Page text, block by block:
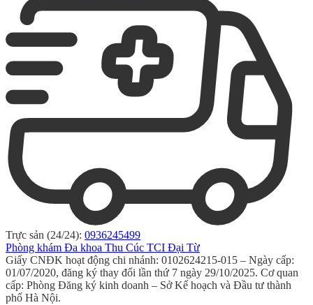
Trực sản (24/24): 0936245499
Phòng khám Đa khoa Thu Cúc TCI Đại Từ
Giấy CNĐK hoạt động chi nhánh: 0102624215-015 – Ngày cấp:
01/07/2020, đăng ký thay đổi lần thứ 7 ngày 29/10/2025. Cơ quan
cấp: Phòng Đăng ký kinh doanh – Sở Kế hoạch và Đầu tư thành
phố Hà Nội.